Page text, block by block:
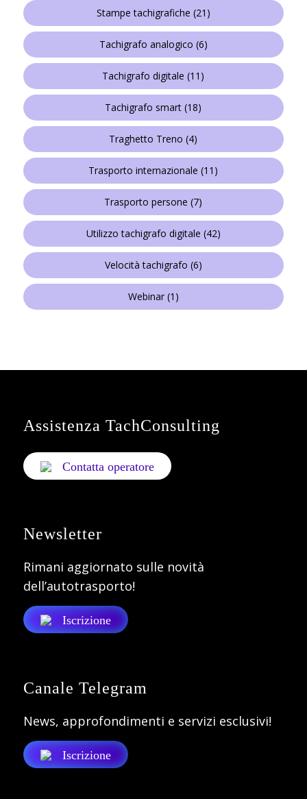
Stampe tachigrafiche (21)
Tachigrafo analogico (6)
Tachigrafo digitale (11)
Tachigrafo smart (18)
Traghetto Treno (4)
Trasporto internazionale (11)
Trasporto persone (7)
Utilizzo tachigrafo digitale (42)
Velocità tachigrafo (6)
Webinar(1)
Assistenza TachConsulting
Contatta operatore
Newsletter
Rimani aggiornato sulle novità
dell’autotrasporto!
Iscrizione
Canale Telegram
News, approfondimenti e servizi esclusivi!
Iscrizione